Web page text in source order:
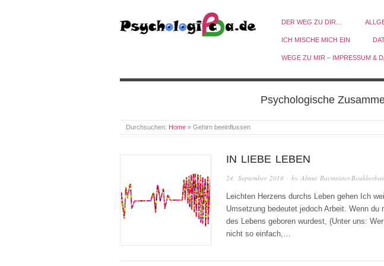
DER WEG ZU DIR…
ICH MISCHE MICH EIN
WEGE ZU MIR – IMPRESSUM &
Psychologische
Durchsuchen: Home » Gehirn beeinflussen
IN LIEBE LEBEN
24. September 2018 · by Almut Bacmeister-
Leichten Herzens durchs Leben gehen Ich
Umsetzung bedeutet jedoch Arbeit. Wenn du
des Lebens geboren wurdest, (Unter uns:
nicht so einfach,…